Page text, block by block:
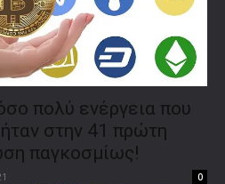
πολύ ενέργεια που
στην 41 πρώτη
παγκοσμίως!
0